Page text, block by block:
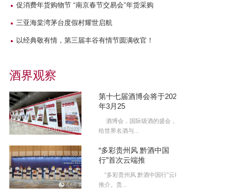
促消费年货购物节 “南京春节交易会”年货采购
三亚海棠湾茅台度假村耀世启航
以经典敬有情，第三届丰谷有情节圆满收官！
酒界观察
第十七届酒博会将于2022
年3月25
酒博会，国际级酒的盛会，
给世界名酒与...
“多彩贵州风 黔酒中国
行”首次云端推
“多彩贵州风 黔酒中国行”云端
推介。贵...